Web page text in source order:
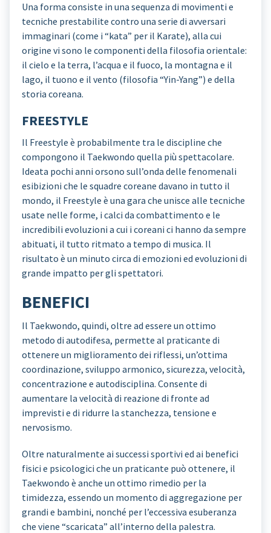
Una forma consiste in una sequenza di movimenti e
tecniche prestabilite contro una serie di avversari
immaginari (come i “kata” per il Karate), alla cui
origine vi sono le componenti della filosofia orientale:
il cielo e la terra, l’acqua e il fuoco, la montagna e il
lago, il tuono e il vento (filosofia “Yin-Yang”) e della
storia coreana.
FREESTYLE
Il Freestyle è probabilmente tra le discipline che
compongono il Taekwondo quella più spettacolare.
Ideata pochi anni orsono sull’onda delle fenomenali
esibizioni che le squadre coreane davano in tutto il
mondo, il Freestyle è una gara che unisce alle tecniche
usate nelle forme, i calci da combattimento e le
incredibili evoluzioni a cui i coreani ci hanno da sempre
abituati, il tutto ritmato a tempo di musica. Il
risultato è un minuto circa di emozioni ed evoluzioni di
grande impatto per gli spettatori.
BENEFICI
Il Taekwondo, quindi, oltre ad essere un ottimo
metodo di autodifesa, permette al praticante di
ottenere un miglioramento dei riflessi, un’ottima
coordinazione, sviluppo armonico, sicurezza, velocità,
concentrazione e autodisciplina. Consente di
aumentare la velocità di reazione di fronte ad
imprevisti e di ridurre la stanchezza, tensione e
nervosismo.
Oltre naturalmente ai successi sportivi ed ai benefici
fisici e psicologici che un praticante può ottenere, il
Taekwondo è anche un ottimo rimedio per la
timidezza, essendo un momento di aggregazione per
grandi e bambini, nonché per l’eccessiva esuberanza
che viene “scaricata” all’interno della palestra.